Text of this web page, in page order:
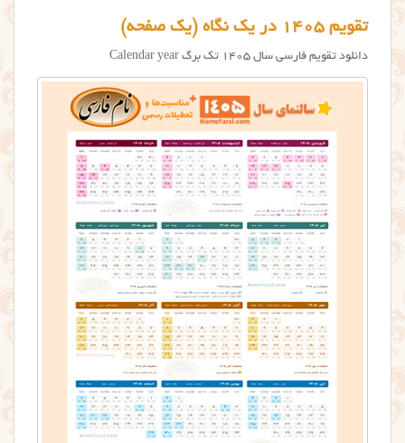
تقویم 1405 در یک نگاه (یک صفحه)
دانلود تقویم فارسی سال 1405 تک برگ Calendar year